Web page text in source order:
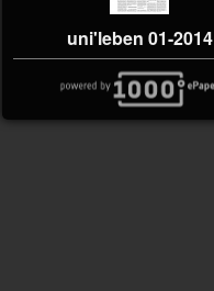
uni'leben 01-2014